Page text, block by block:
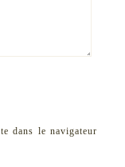
dans le navigateur